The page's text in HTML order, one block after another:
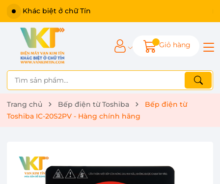
Khác biệt ở chữ Tín
Giỏ hàng
Trang chủ Bếp điện từ Toshiba
Bếp điện từ
Toshiba IC-20S2PV - Hàng chính hãng